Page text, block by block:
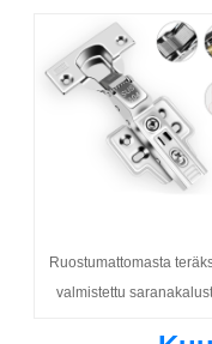
Ruostumattomasta
valmistettu